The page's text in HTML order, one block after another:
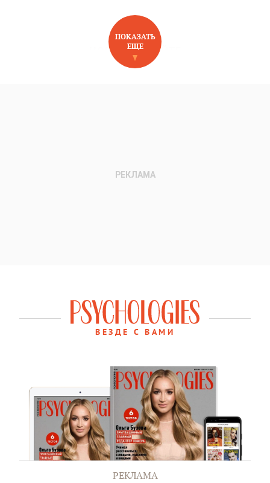
НОВОЕ НА САЙТЕ
ПОКАЗАТЬ
ЕЩЕ
ВЕЗДЕ С ВАМИ
РЕКЛАМА